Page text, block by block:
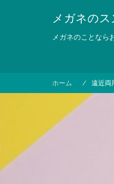
ッ
メガネのス
メガネのことなら
ホーム 遠近両